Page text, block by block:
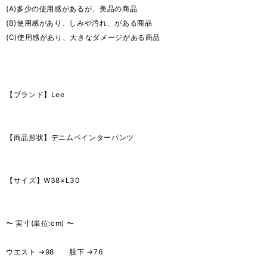
(A)多少の使用感があるが、美品の商品
(B)使用感があり、しみや汚れ、がある商品
(C)使用感があり、大きなダメージがある商品
【ブランド】Lee
【商品形状】デニムペインターパンツ
【サイズ】W38×L30
〜 実寸(単位:cm) 〜
ウエスト →98 股下 →76